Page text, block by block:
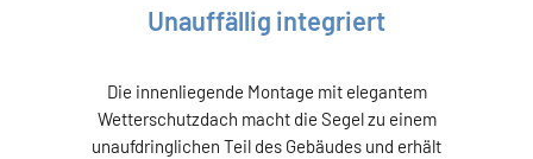
Unauffällig integriert
Die innenliegende Montage mit elegantem
Wetterschutzdach macht die Segel zu einem
unaufdringlichen Teil des Gebäudes und erhält